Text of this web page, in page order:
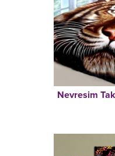
Nevresim